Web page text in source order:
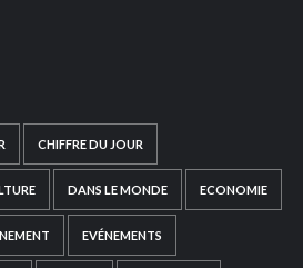
CHIFFRE DU JOUR
DANS LE MONDE ECONOMIE
EVÉNEMENTS